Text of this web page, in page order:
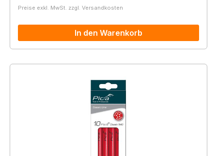
Preise exkl. MwSt. zzgl. Versandkosten
In den Warenkorb